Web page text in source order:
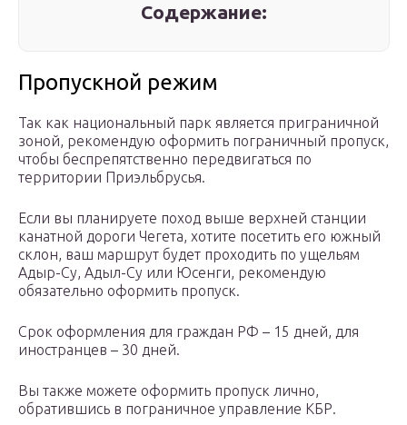
Содержание:
Пропускной режим
Так как национальный парк является приграничной
зоной, рекомендую оформить пограничный пропуск,
чтобы беспрепятственно передвигаться по
территории Приэльбрусья.
Если вы планируете поход выше верхней станции
канатной дороги Чегета, хотите посетить его южный
склон, ваш маршрут будет проходить по ущельям
Адыр-Су, Адыл-Су или Юсенги, рекомендую
обязательно оформить пропуск.
Срок оформления для граждан РФ – 15 дней, для
иностранцев – 30 дней.
Вы также можете оформить пропуск лично,
обратившись в пограничное управление КБР.